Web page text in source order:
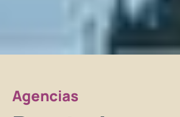
Agencias